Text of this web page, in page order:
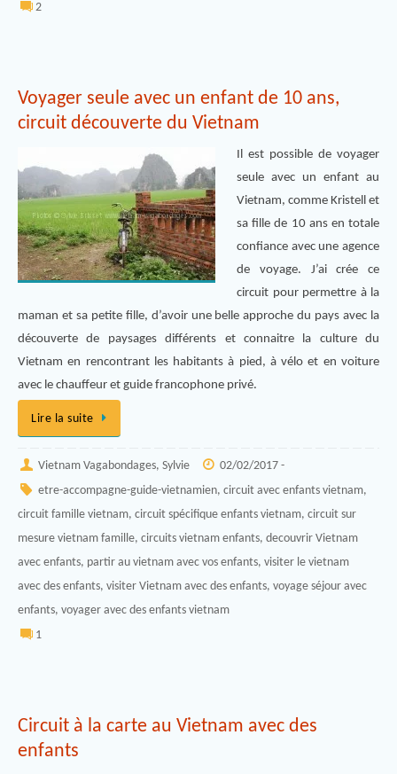
2
Voyager seule avec un enfant de 10 ans,
circuit découverte du Vietnam
Il est possible de voyager
seule avec un enfant au
Vietnam, comme Kristell et
sa fille de 10 ans en totale
confiance avec une agence
de voyage. J’ai crée ce
circuit pour permettre à la
maman et sa petite fille, d’avoir une belle approche du pays avec la
découverte de paysages différents et connaitre la culture du
Vietnam en rencontrant les habitants à pied, à vélo et en voiture
avec le chauffeur et guide francophone privé.
Lire la suite
Vietnam Vagabondages, Sylvie 02/02/2017 -
etre-accompagne-guide-vietnamien, circuit avec enfants vietnam,
circuit famille vietnam, circuit spécifique enfants vietnam, circuit sur
mesure vietnam famille, circuits vietnam enfants, decouvrir Vietnam
avec enfants, partir au vietnam avec vos enfants, visiter le vietnam
avec des enfants, visiter Vietnam avec des enfants, voyage séjour avec
enfants, voyager avec des enfants vietnam
1
Circuit à la carte au Vietnam avec des
enfants